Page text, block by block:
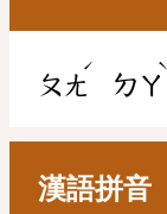
ㄆㄤ
ˊ
ㄉㄚ
ˋ
漢語拼音